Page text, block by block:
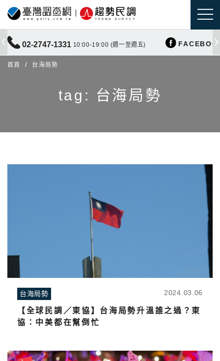
02-2747-1331 10:00-19:00 (週一至週五)
首頁 台海局勢
tag: 台海局勢
台海局勢 2024.03.06
【全球民調／東協】台海局勢升溫誰之過？東
協：中美都在幫倒忙